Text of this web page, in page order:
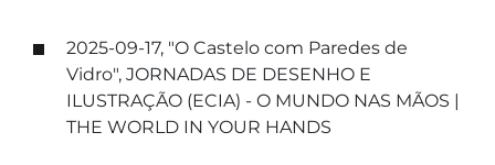
2025-09-17, "O Castelo com Paredes de
Vidro", JORNADAS DE DESENHO E
ILUSTRAÇÃO (ECIA) - O MUNDO NAS MÃOS |
THE WORLD IN YOUR HANDS